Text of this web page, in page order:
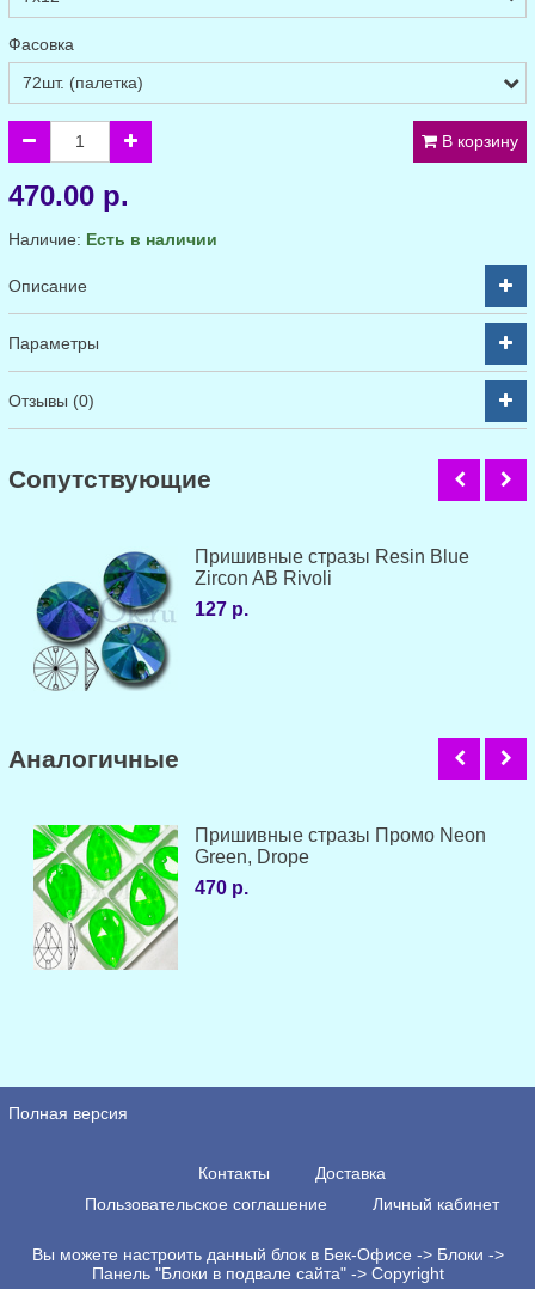
Фасовка
В корзину
470.00 р.
Наличие: Есть в наличии
Описание
Параметры
Отзывы (0)
Cопутствующие
Пришивные стразы Resin Blue
Zircon AB Rivoli
127 р.
Аналогичные
Пришивные стразы Промо Neon
Green, Drope
470 р.
Полная версия
Контакты
Доставка
Пользовательское соглашение
Личный кабинет
Вы можете настроить данный блок в Бек-Офисе -> Блоки ->
Панель "Блоки в подвале сайта" -> Copyright